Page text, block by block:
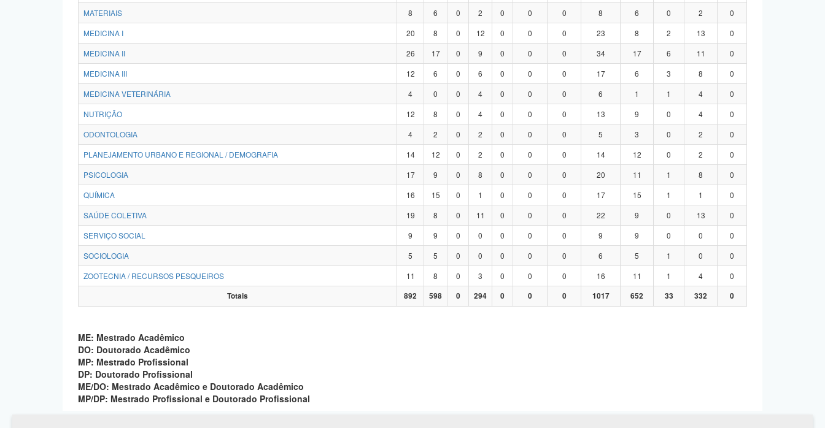
MATERIAIS
8 6 0 2 0 0 0 8 6 0 2
0
MEDICINA I
20 8 0 12 0 0 0 23 8 2 13
0
MEDICINA II
26 17 0 9 0 0 0 34 17 6 11
0
MEDICINA III
12 6 0 6 0 0 0 17 6 3 8
0
MEDICINA VETERINÁRIA
4 0 0 4 0 0 0 6 1 1 4
0
NUTRIÇÃO
12 8 0 4 0 0 0 13 9 0 4
0
ODONTOLOGIA
4 2 0 2 0 0 0 5 3 0 2
0
PLANEJAMENTO URBANO E REGIONAL / DEMOGRAFIA
14 12 0 2 0 0 0 14 12 0 2
0
PSICOLOGIA
17 9 0 8 0 0 0 20 11 1 8
0
QUÍMICA
16 15 0 1 0 0 0 17 15 1 1
0
SAÚDE COLETIVA
19 8 0 11 0 0 0 22 9 0 13
0
SERVIÇO SOCIAL
9 9 0 0 0 0 0 9 9 0 0
0
SOCIOLOGIA
5 5 0 0 0 0 0 6 5 1 0
0
ZOOTECNIA / RECURSOS PESQUEIROS
11 8 0 3 0 0 0 16 11 1 4
0
Totais
892 598 0 294 0 0 0 1017 652 33 332 0
ME: Mestrado Acadêmico
DO: Doutorado Acadêmico
MP: Mestrado Profissional
DP: Doutorado Profissional
ME/DO: Mestrado Acadêmico e Doutorado Acadêmico
MP/DP: Mestrado Profissional e Doutorado Profissional